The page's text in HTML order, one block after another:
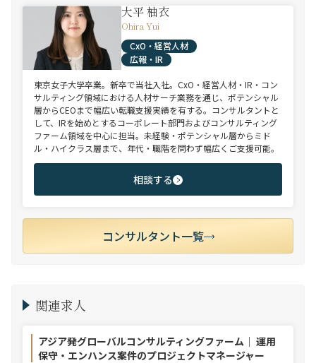
大平 柚衣
Ohira Yui
CxO・経営人材
広報・IR
東京女子大学卒業。新卒で当社入社。CxO・経営人材・IR・コン
サルティング領域における人材サーチ業務を通じ、ポテンシャル
層からCEOまで幅広い転職支援実績を有する。コンサルタントと
して、IRを始めとするコーポレート部門およびコンサルティング
ファーム領域を中心に担当。未経験・ポテンシャル層からミド
ル・ハイクラス層まで、年代・職階を問わず幅広くご支援可能。
相談する
コンサルタント一覧
関連求人
アジア発グローバルコンサルティングファーム｜ 運用
保守・エンハンス案件のプロジェクトマネージャー